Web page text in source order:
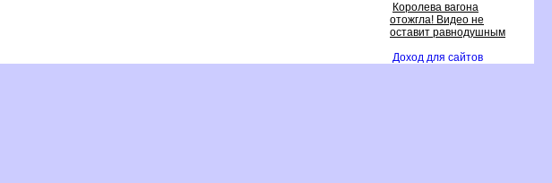
Королева вагона
отожгла! Видео не
оставит равнодушным
Доход для сайто